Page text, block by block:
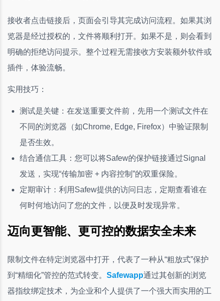
接收者点击链接后，页面会引导其完成访问流程。如果其浏
览器是经过授权的，文件将顺利打开。如果不是，则会看到
明确的拒绝访问提示。整个过程无需接收方安装额外软件或
插件，体验流畅。
实用技巧：
测试是关键：在发送重要文件前，先用一个测试文件在
不同的浏览器（如Chrome, Edge, Firefox）中验证限制
是否生效。
结合通信工具：您可以将Safew的保护链接通过Signal
发送，实现“传输加密 + 内容控制”的双重保险。
定期审计：利用Safew提供的访问日志，定期查看谁在
何时何地访问了您的文件，以便及时发现异常。
迈向更智能、更可控的数据安全未来
限制文件在特定浏览器中打开，代表了一种从“粗放式”保护
到“精细化”管控的范式转变。 Safewapp通过其创新的浏览
器指纹绑定技术，为企业和个人提供了一个强大而实用的工